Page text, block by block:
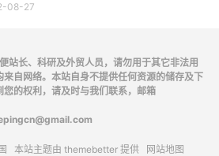
08-27
站长、科研及外贸人员，请勿用于其它非法用
自网络。本站自身不提供任何资源的储存及下
您的权利，请及时与我们联系，邮箱
本站主题由 themebetter 提供 网站地图